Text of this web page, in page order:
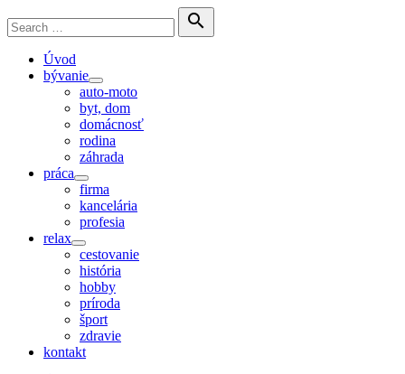
to
for:

Search
Úvod
bývanie
Show
sub
menu
auto-moto
byt, dom
domácnosť
rodina
záhrada
práca
Show
sub
menu
firma
kancelária
profesia
relax
Show
sub
menu
cestovanie
história
hobby
príroda
šport
zdravie
kontakt